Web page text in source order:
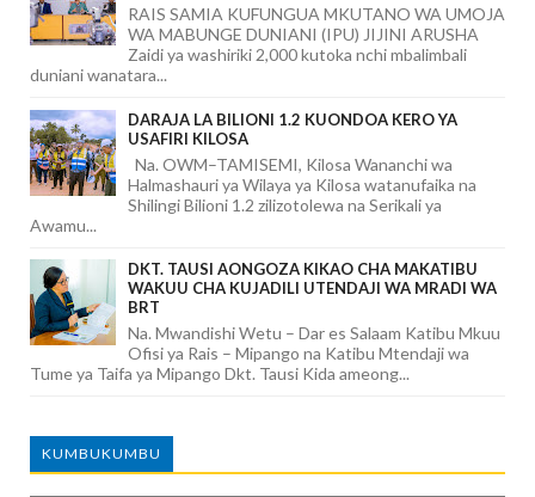
RAIS SAMIA KUFUNGUA MKUTANO WA UMOJA
WA MABUNGE DUNIANI (IPU) JIJINI ARUSHA
Zaidi ya washiriki 2,000 kutoka nchi mbalimbali
duniani wanatara...
DARAJA LA BILIONI 1.2 KUONDOA KERO YA
USAFIRI KILOSA
Na. OWM–TAMISEMI, Kilosa Wananchi wa
Halmashauri ya Wilaya ya Kilosa watanufaika na
Shilingi Bilioni 1.2 zilizotolewa na Serikali ya
Awamu...
DKT. TAUSI AONGOZA KIKAO CHA MAKATIBU
WAKUU CHA KUJADILI UTENDAJI WA MRADI WA
BRT
Na. Mwandishi Wetu – Dar es Salaam Katibu Mkuu
Ofisi ya Rais – Mipango na Katibu Mtendaji wa
Tume ya Taifa ya Mipango Dkt. Tausi Kida ameong...
KUMBUKUMBU